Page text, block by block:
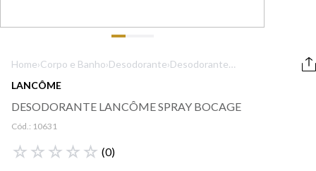
Home›Corpo e Banho›Desodorante›Desodorante
LANCÔME
DESODORANTE LANCÔME SPRAY BOCAGE
Cód.: 10631
☆ ☆ ☆ ☆ ☆ (0)